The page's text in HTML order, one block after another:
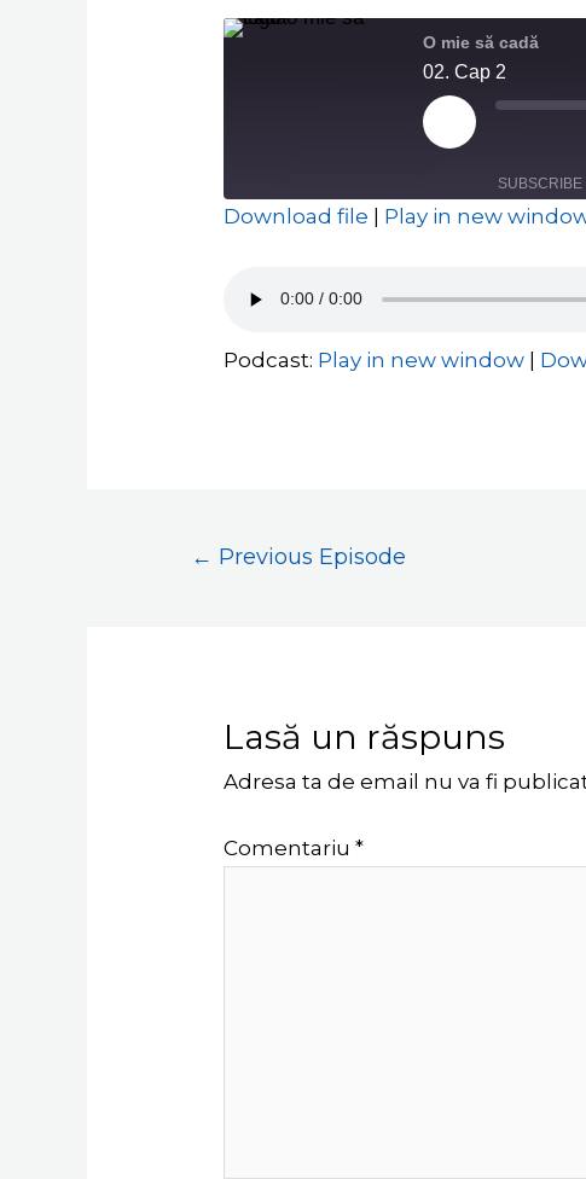
O mie să cadă
02. Cap 2
Play
Episode
SUBSCRIBE
LINK
EMBED
Download file | Play in new
Podcast: Play in new window |
← Previous Episode
Lasă un răspuns
Adresa ta de email nu va fi
Comentariu*